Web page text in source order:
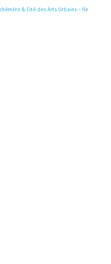
& Cité des Arts Urbains – Ile